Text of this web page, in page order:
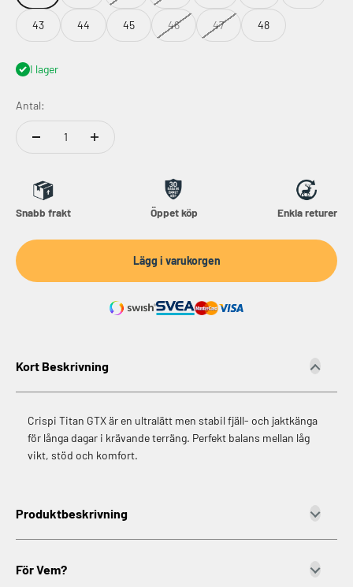
43 44 45 46 47 48
I lager
Antal:
Snabb frakt Öppet köp Enkla returer
Lägg i varukorgen
Kort Beskrivning
Crispi Titan GTX är en ultralätt men stabil fjäll- och jaktkänga
för långa dagar i krävande terräng. Perfekt balans mellan låg
vikt, stöd och komfort.
Produktbeskrivning
För Vem?